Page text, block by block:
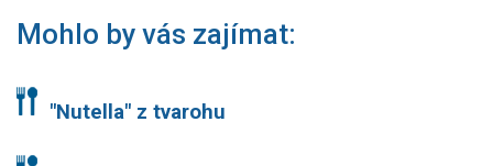
Mohlo by vás zajímat:
"Nutella" z tvarohu